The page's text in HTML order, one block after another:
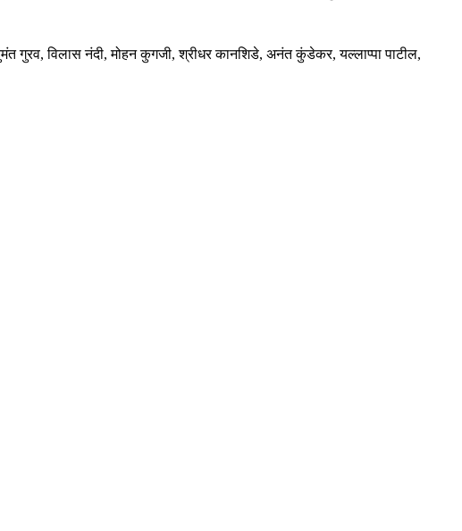
गुरव, विलास नंदी, मोहन कुगजी, श्रीधर कानशिडे, अनंत कुंडेकर, यल्लाप्पा पाटील,